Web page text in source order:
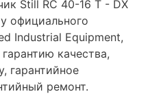
Still RC 40-16 T - DX
официального
Industrial Equipment,
качества,
гарантийное
ремонт.